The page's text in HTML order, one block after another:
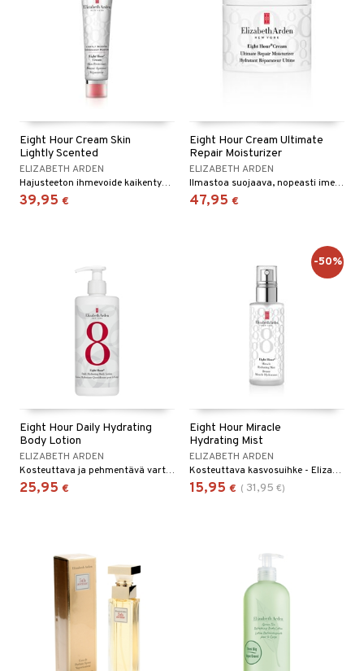
Eight Hour Cream Skin
Lightly Scented
ELIZABETH ARDEN
Hajusteeton ihmevoide kaikentyyppisille kuiville ihoille - Elizabeth Arden
39,95 €
Eight Hour Cream Ultimate
Repair Moisturizer
ELIZABETH ARDEN
Ilmastoa suojaava, nopeasti imeytyvä voide, jossa on intensiivistä kosteutusta.
47,95 €
Eight Hour Daily Hydrating
Body Lotion
ELIZABETH ARDEN
Kosteuttava ja pehmentävä vartalovoide Elizabeth Ardenilta
25,95 €
Eight Hour Miracle
Hydrating Mist
ELIZABETH ARDEN
Kosteuttava kasvosuihke - Elizabeth Arden
15,95 € ( 31,95 €)
-50%